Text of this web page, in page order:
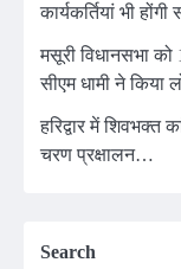
कार्यकर्तियां भी
मसूरी विधानसभा
सीएम धामी ने किया
हरिद्वार में शिवभक्त
चरण प्रक्षालन…
Search